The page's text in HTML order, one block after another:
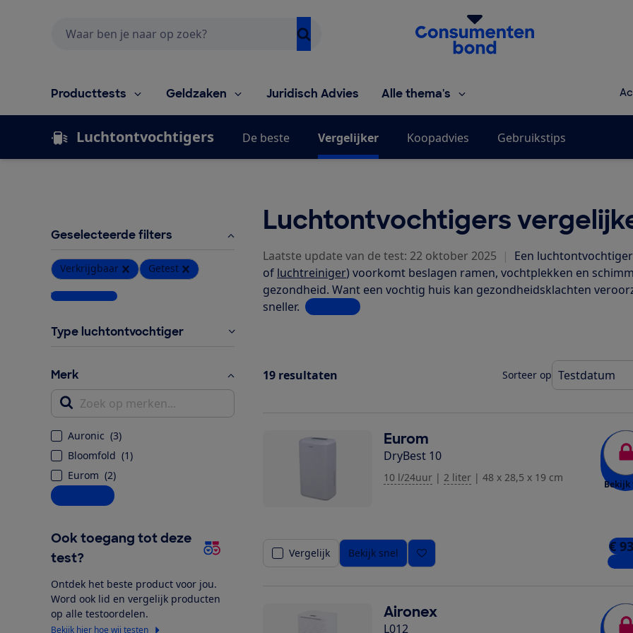
Homepage van de Consumentenbond
Producttests Geldzaken Juridisch Advies Alle thema's
Luchtontvochtigers De beste Vergelijker Koopadvies Gebruikstips
Geselecteerde filters
Verkrijgbaar Getest
Wis alle filters
Type luchtontvochtiger
Merk
Zoek op merken...
Auronic (3)
Bloomfold (1)
Eurom (2)
Alle opties
Ook toegang tot deze
test?
Ontdek het beste product voor jou.
Word ook lid en vergelijk producten
op alle testoordelen.
Bekijk hier hoe wij testen
Luchtontvochtigers
Laatste update van de test: 22 oktober 2025 | Een
of luchtreiniger) voorkomt beslagen ramen, vochtplekken en
gezondheid. Want een vochtig huis kan gezondheidsklachten
sneller. Lees meer
19 resultaten Sorteer op
Eurom
DryBest 10
10 l/24uur | 2 liter | 48 x 28,5 x 19 cm
Bekijk
Vergelijk Bekijk snel €
5
Aironex
L012